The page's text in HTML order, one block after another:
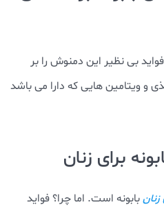
بی نظیر این دمنوش را بر
و ویتامین هایی که دارا می باشد
بابونه است. اما چرا؟ فواید